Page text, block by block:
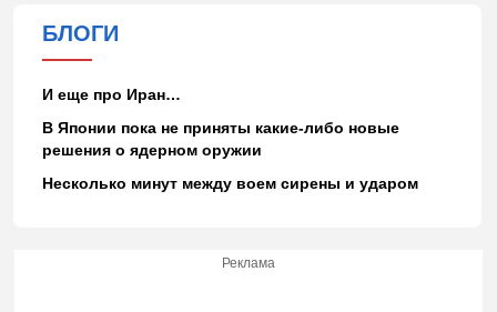
БЛОГИ
И еще про Иран…
В Японии пока не приняты какие-либо новые
решения о ядерном оружии
Несколько минут между воем сирены и ударом
Реклама